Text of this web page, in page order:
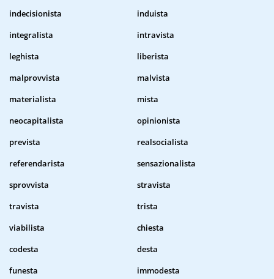
indecisionista
induista
integralista
intravista
leghista
liberista
malprovvista
malvista
materialista
mista
neocapitalista
opinionista
prevista
realsocialista
referendarista
sensazionalista
sprovvista
stravista
travista
trista
viabilista
chiesta
codesta
desta
funesta
immodesta